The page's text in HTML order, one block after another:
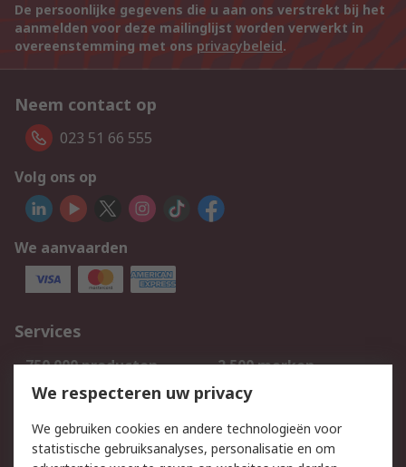
De persoonlijke gegevens die u aan ons verstrekt bij het
aanmelden voor deze mailinglijst worden verwerkt in
overeenstemming met ons privacybeleid.
Neem contact op
023 51 66 555
Volg ons op
We aanvaarden
Services
750.000 producten
2.500 merken
Bestellen
Inkoopoplossingen
Track & Trace
We respecteren uw privacy
We gebruiken cookies en andere technologieën voor
statistische gebruiksanalyses, personalisatie en om